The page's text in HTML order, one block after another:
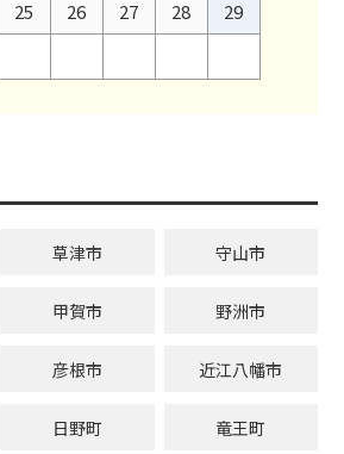
25 26 27 28
29
草津市 守山市
甲賀市 野洲市
彦根市 近江八幡市
日野町 竜王町